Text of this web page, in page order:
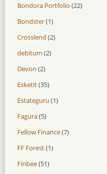
Bondora Portfolio (22)
Bondster(1)
Crosslend (2)
debitum (2)
Devon (2)
Esketit(35)
Estateguru (1)
Fagura(5)
Fellow Finance(7)
FF Forest(1)
Finbee(51)